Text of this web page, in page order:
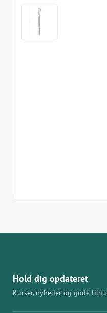
Hold dig opdateret
Kurser, nyheder og gode